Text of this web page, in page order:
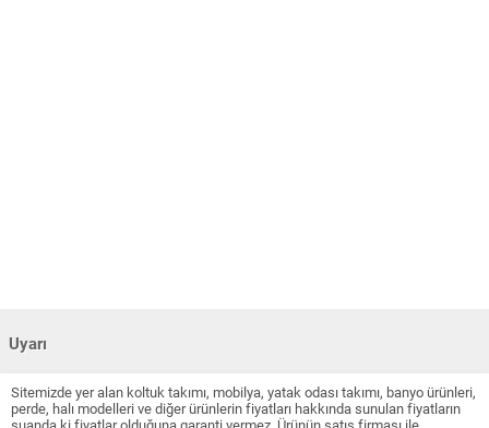
Uyarı
Sitemizde yer alan koltuk takımı, mobilya, yatak odası takımı, banyo ürünleri,
perde, halı modelleri ve diğer ürünlerin fiyatları hakkında sunulan fiyatların